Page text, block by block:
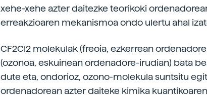
xehe-xehe azter daitezke teorikoki
erreakzioaren mekanismoa ondo ulertu ahal
CF2Cl2 molekulak (freoia, ezkerrean
(ozonoa, eskuinean ordenadore-irudian) bata
dute eta, ondorioz, ozono-molekula suntsitu
ordenadorean azter daiteke kimika